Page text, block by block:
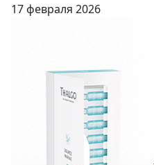
17 февраля 2026